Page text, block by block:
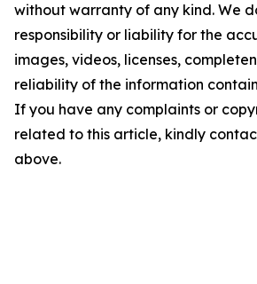
without warranty of any kind. We
responsibility or liability for the
images, videos, licenses,
reliability of the information
If you have any complaints or
related to this article, kindly
above.